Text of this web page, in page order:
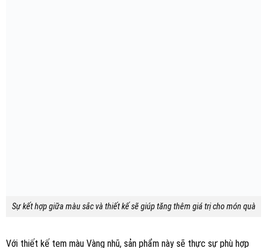
Sự kết hợp giữa màu sắc và thiết kế sẽ giúp tăng thêm giá trị cho món quà
Với thiết kế tem màu Vàng nhũ, sản phẩm này sẽ thực sự phù hợp